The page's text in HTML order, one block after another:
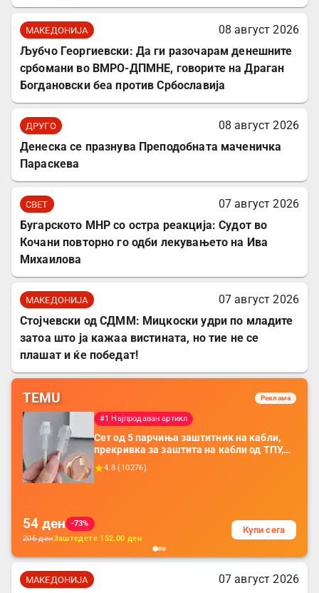
МАКЕДОНИЈА
08 август 2026
Љубчо Георгиевски: Да ги разочарам денешните
србомани во ВМРО-ДПМНЕ, говорите на Драган
Богдановски беа против Србославија
ДРУГО
08 август 2026
Денеска се празнува Преподобната маченичка
Параскева
СВЕТ
07 август 2026
Бугарското МНР со остра реакција: Судот во
Кочани повторно го одби лекувањето на Ива
Михаилова
МАКЕДОНИЈА
07 август 2026
Стојчевски од СДММ: Мицкоски удри по младите
затоа што ја кажаа вистината, но тие не се
плашат и ќе победат!
TEMU Реклама
#1 Најпродаван артикл
Сет од 5 парчиња заштитник на кабли,
прекривка за заштита на кабли од ТПУ,
додатоци за заштита на кабли, без
батерија, за мобилни телефони, комплет
4.8 ( 10276)
54 ден
-73%
206денЗаштедете 152.00 ден
Купи сега
МАКЕДОНИЈА
07 август 2026